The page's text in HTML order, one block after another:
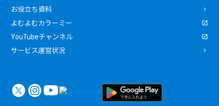
お役立ち資料
よむよむカラーミー
YouTubeチャンネル
サービス運営状況